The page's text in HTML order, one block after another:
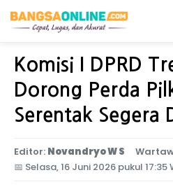
Home Jawa Timur
Komisi I DPRD
Dorong Perda
Serentak Segera
Editor: Novandryo W S
📅 Selasa, 16 Juni 2026 pukul 17:35